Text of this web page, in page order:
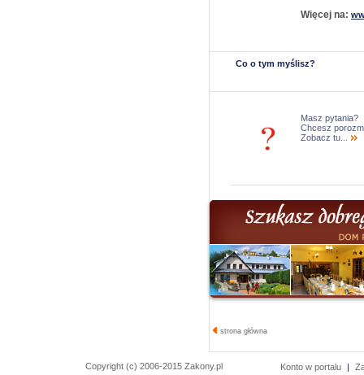
Więcej na:
Co o tym myślisz?
Masz pytania?
Chcesz
Zobacz tu...
strona główna
Copyright (c) 2006-2015 Zakony.pl Konto w portalu |